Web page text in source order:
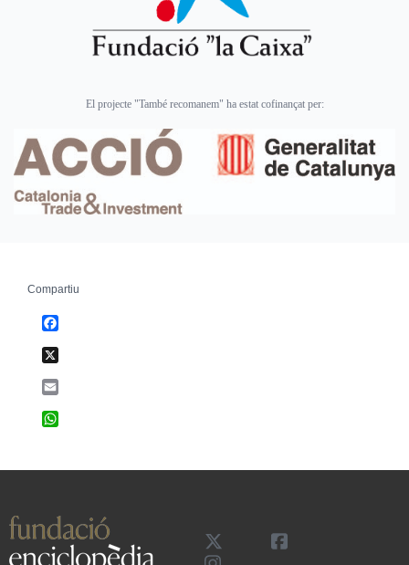
El projecte "També recomanem" ha estat cofinançat per:
Compartiu